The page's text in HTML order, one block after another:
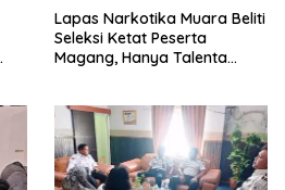
Lapas Narkotika Muara Beliti
Seleksi Ketat Peserta
Magang, Hanya Talenta